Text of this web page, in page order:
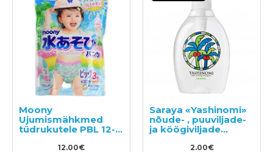
Moony
Ujumismähkmed
tüdrukutele PBL 12-
12.00€
Saraya «Yashinomi»
nõude- , puuviljade-
ja köögiviljade
täitepakend, näidis
2.00€